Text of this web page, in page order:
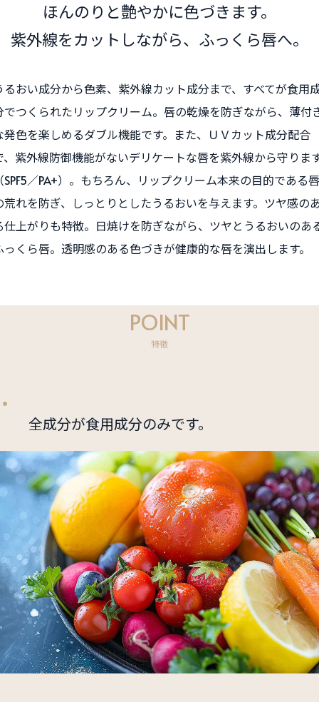
ほんのりと艶やかに色づきます。
紫外線をカットしながら、 ふっくら唇へ。
るおい成分から色素、紫外線カット成分まで、すべてが食用
でつくられたリップクリーム。唇の乾燥を防ぎながら、薄付
発色を楽しめるダブル機能です。また、ＵＶカット成分配合
、紫外線防御機能がないデリケートな唇を紫外線から守りま
SPF5／PA+）。もちろん、リップクリーム本来の目的である唇
荒れを防ぎ、しっとりとしたうるおいを与えます。ツヤ感の
仕上がりも特徴。日焼けを防ぎながら、ツヤとうるおいのあ
っくら唇。透明感のある色づきが健康的な唇を演出します。
POINT
特徴
全成分が食用成分のみです。